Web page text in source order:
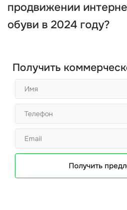
продвижении
обуви в 2024 году?
Получить
Получить